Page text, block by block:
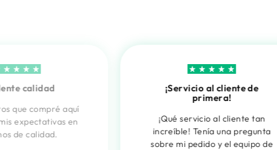
calidad
que compré aquí
expectativas en
de calidad.
¡Servicio al cliente de
primera!
¡Qué servicio al cliente tan
increíble! Tenía una pregunta
sobre mi pedido y el equipo de